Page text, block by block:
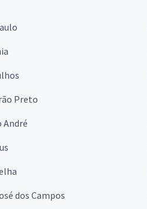
Preto
André
dos Campos